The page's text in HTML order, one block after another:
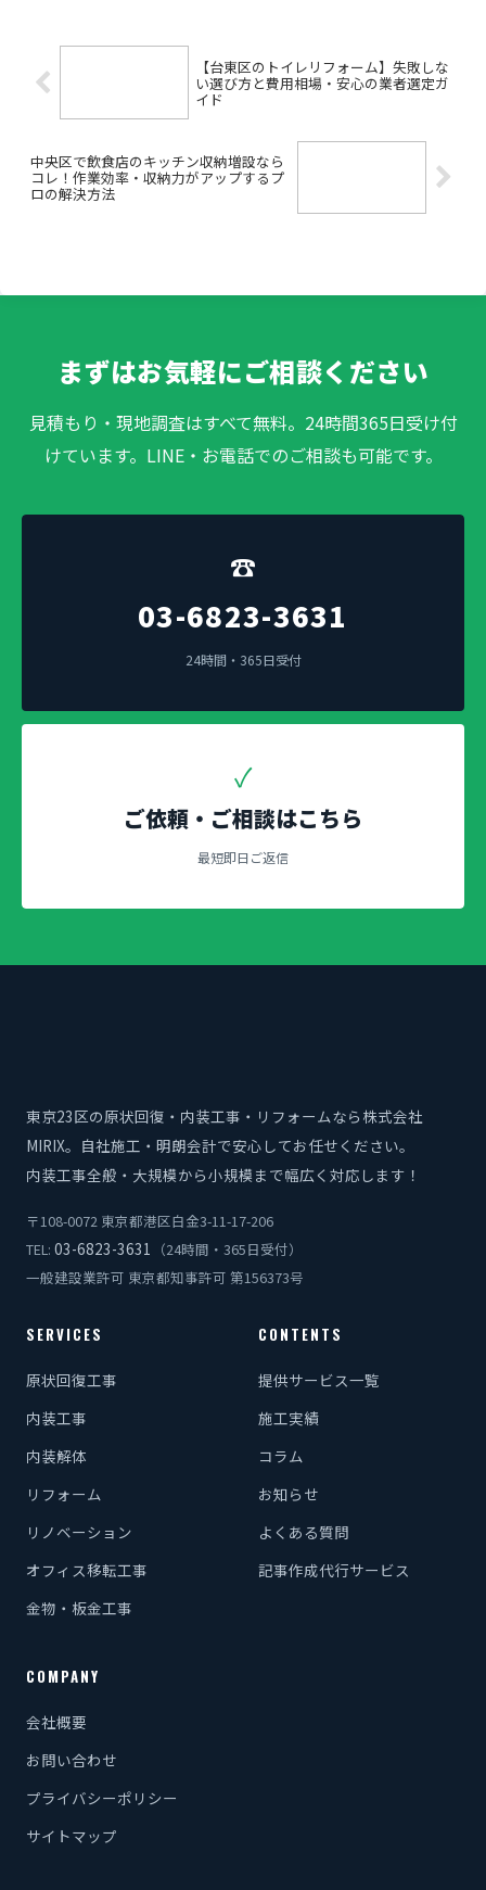
【台東区のトイレリフォーム】失敗しな
い選び方と費用相場・安心の業者選定ガ
イド
中央区で飲食店のキッチン収納増設なら
コレ！作業効率・収納力がアップするプ
ロの解決方法
まずはお気軽にご相談ください
見積もり・現地調査はすべて無料。24時間365日受け付
けています。LINE・お電話でのご相談も可能です。
☎
03-6823-3631
24時間・365日受付
✓
ご依頼・ご相談はこちら
最短即日ご返信
東京23区の原状回復・内装工事・リフォームなら株式会社
MIRIX。自社施工・明朗会計で安心してお任せください。
内装工事全般・大規模から小規模まで幅広く対応します！
〒108-0072 東京都港区白金3-11-17-206
TEL: 03-6823-3631 （24時間・365日受付）
一般建設業許可 東京都知事許可 第156373号
SERVICES
原状回復工事
内装工事
内装解体
リフォーム
リノベーション
オフィス移転工事
金物・板金工事
CONTENTS
提供サービス一覧
施工実績
コラム
お知らせ
よくある質問
記事作成代行サービス
COMPANY
会社概要
お問い合わせ
プライバシーポリシー
サイトマップ